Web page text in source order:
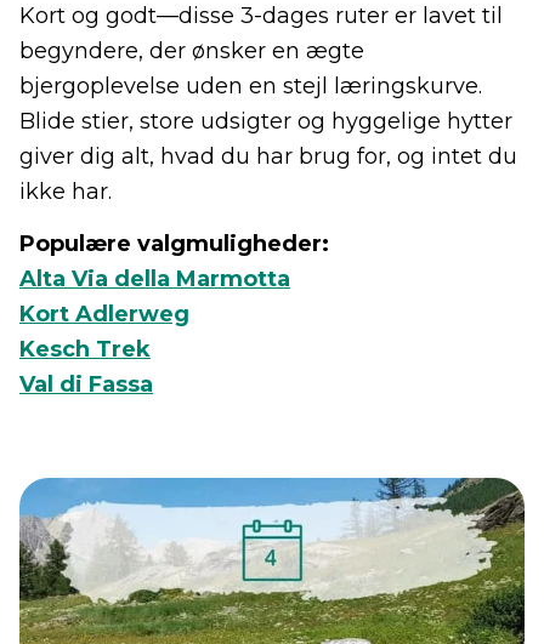
Kort og godt—disse 3-dages ruter er lavet til
begyndere, der ønsker en ægte
bjergoplevelse uden en stejl læringskurve.
Blide stier, store udsigter og hyggelige hytter
giver dig alt, hvad du har brug for, og intet du
ikke har.
Populære valgmuligheder:
Alta Via della Marmotta
Kort Adlerweg
Kesch Trek
Val di Fassa